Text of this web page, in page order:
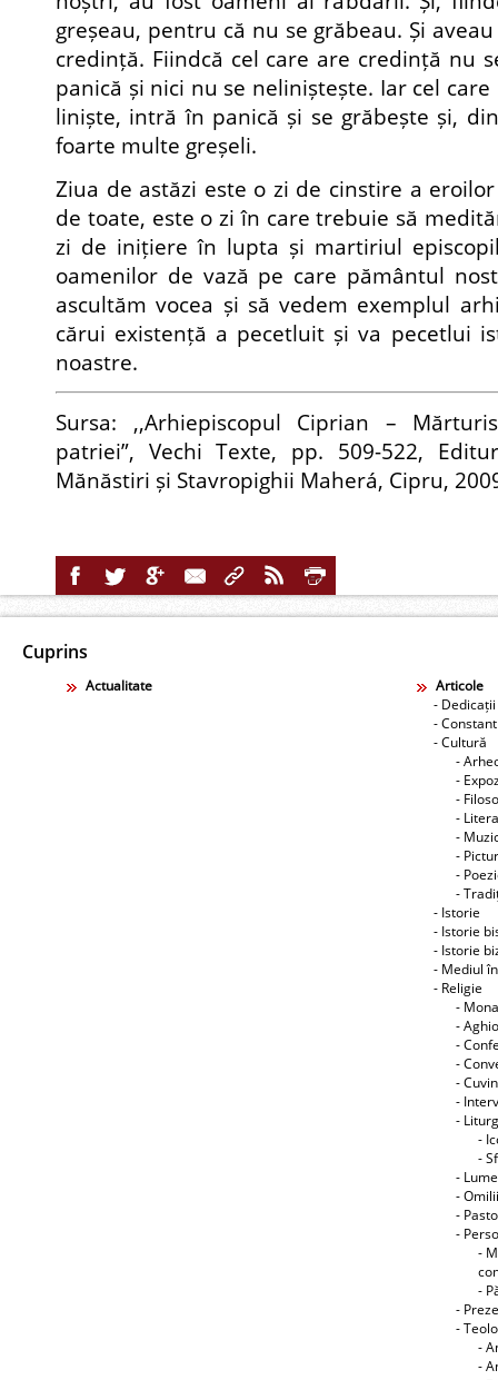
greșeau, pentru că nu se grăbeau. Și
credință. Fiindcă cel care are credință nu
panică și nici nu se neliniștește. Iar cel
liniște, intră în panică și se grăbește și,
foarte multe greșeli.
Ziua de astăzi este o zi de cinstire a
de toate, este o zi în care trebuie să
zi de inițiere în lupta și martiriul
oamenilor de vază pe care pământul
ascultăm vocea și să vedem exemplul
cărui existență a pecetluit și va pecetlui
noastre.
Sursa: ,,Arhiepiscopul Ciprian –
patriei”, Vechi Texte, pp. 509-522,
Mănăstiri și Stavropighii Maherá, Cipru,
Cuprins
Actualitate
Articole
- Dedicații
-
- Cultură
-
-
-
-
-
-
-
-
- Istorie
- Istorie
- Istorie
- Mediul
- Religie
-
-
-
-
-
-
-
-
-
-
- Omilii
-
-
-
-
-
-
-
-